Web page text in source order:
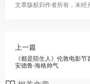
文章版权归作者所有，未经
上一篇
《都是陌生人》伦敦电影节
安德鲁·海格帅气